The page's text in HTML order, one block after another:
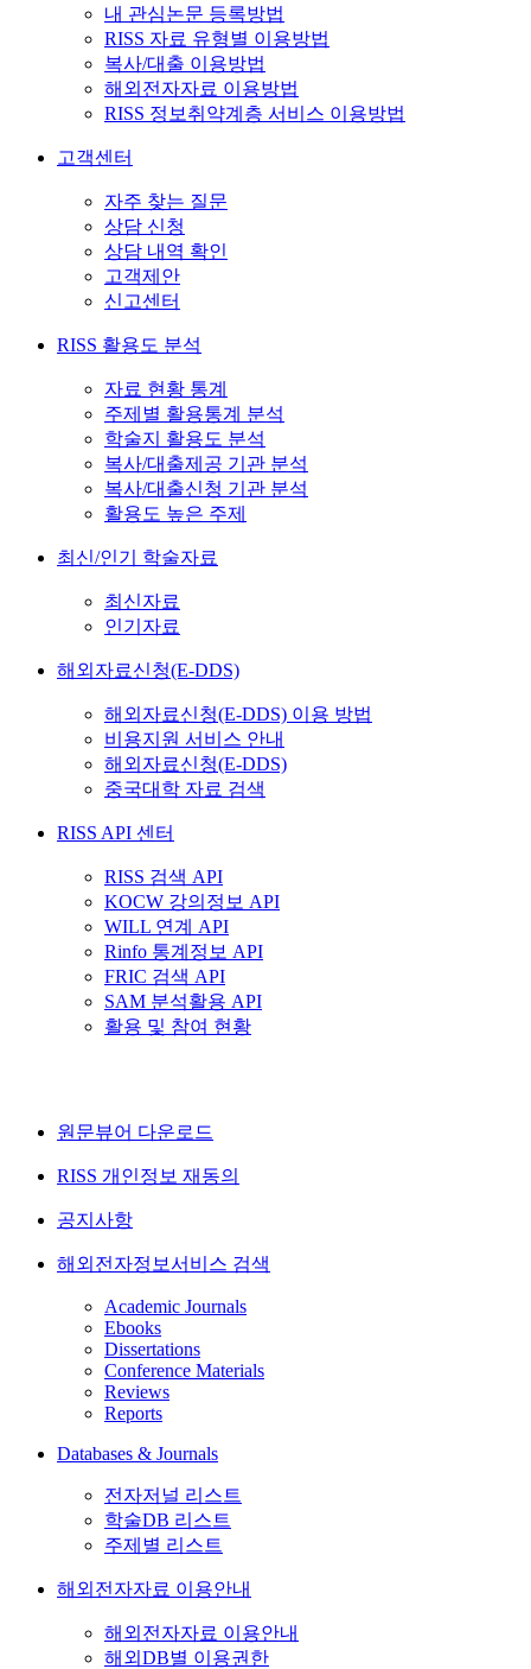
내 관심논문 등록방법
RISS 자료 유형별 이용방법
복사/대출 이용방법
해외전자자료 이용방법
RISS 정보취약계층 서비스 이용방법
고객센터
자주 찾는 질문
상담 신청
상담 내역 확인
고객제안
신고센터
RISS 활용도 분석
자료 현황 통계
주제별 활용통계 분석
학술지 활용도 분석
복사/대출제공 기관 분석
복사/대출신청 기관 분석
활용도 높은 주제
최신/인기 학술자료
최신자료
인기자료
해외자료신청(E-DDS)
해외자료신청(E-DDS) 이용 방법
비용지원 서비스 안내
해외자료신청(E-DDS)
중국대학 자료 검색
RISS API 센터
RISS 검색 API
KOCW 강의정보 API
WILL 연계 API
Rinfo 통계정보 API
FRIC 검색 API
SAM 분석활용 API
활용 및 참여 현황
원문뷰어 다운로드
RISS 개인정보 재동의
공지사항
해외전자정보서비스 검색
Academic Journals
Ebooks
Dissertations
Conference Materials
Reviews
Reports
Databases & Journals
전자저널 리스트
학술DB 리스트
주제별 리스트
해외전자자료 이용안내
해외전자자료 이용안내
해외DB별 이용권한